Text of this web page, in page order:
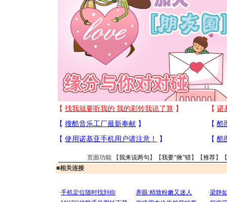
页面功能 【我来说两句 】【我要“揪”错】【推荐】
■相关连接